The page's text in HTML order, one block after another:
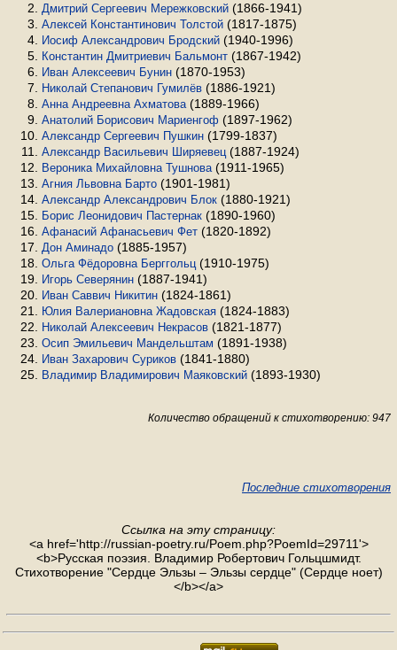
Дмитрий Сергеевич Мережковский (1866-1941)
Алексей Константинович Толстой (1817-1875)
Иосиф Александрович Бродский (1940-1996)
Константин Дмитриевич Бальмонт (1867-1942)
Иван Алексеевич Бунин (1870-1953)
Николай Степанович Гумилёв (1886-1921)
Анна Андреевна Ахматова (1889-1966)
Анатолий Борисович Мариенгоф (1897-1962)
Александр Сергеевич Пушкин (1799-1837)
Александр Васильевич Ширяевец (1887-1924)
Вероника Михайловна Тушнова (1911-1965)
Агния Львовна Барто (1901-1981)
Александр Александрович Блок (1880-1921)
Борис Леонидович Пастернак (1890-1960)
Афанасий Афанасьевич Фет (1820-1892)
Дон Аминадо (1885-1957)
Ольга Фёдоровна Берггольц (1910-1975)
Игорь Северянин (1887-1941)
Иван Саввич Никитин (1824-1861)
Юлия Валериановна Жадовская (1824-1883)
Николай Алексеевич Некрасов (1821-1877)
Осип Эмильевич Мандельштам (1891-1938)
Иван Захарович Суриков (1841-1880)
Владимир Владимирович Маяковский (1893-1930)
Количество обращений к стихотворению: 947
Последние стихотворения
Ссылка на эту страницу:
<a href='http://russian-poetry.ru/Poem.php?PoemId=29711'>
<b>Русская поэзия. Владимир Робертович Гольцшмидт.
Стихотворение "Сердце Эльзы – Эльзы сердце" (Сердце ноет)
</b></a>